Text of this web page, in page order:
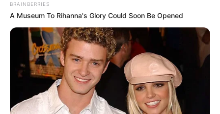
BRAINBERRIES
A Museum To Rihanna's Glory Could Soon Be Opened